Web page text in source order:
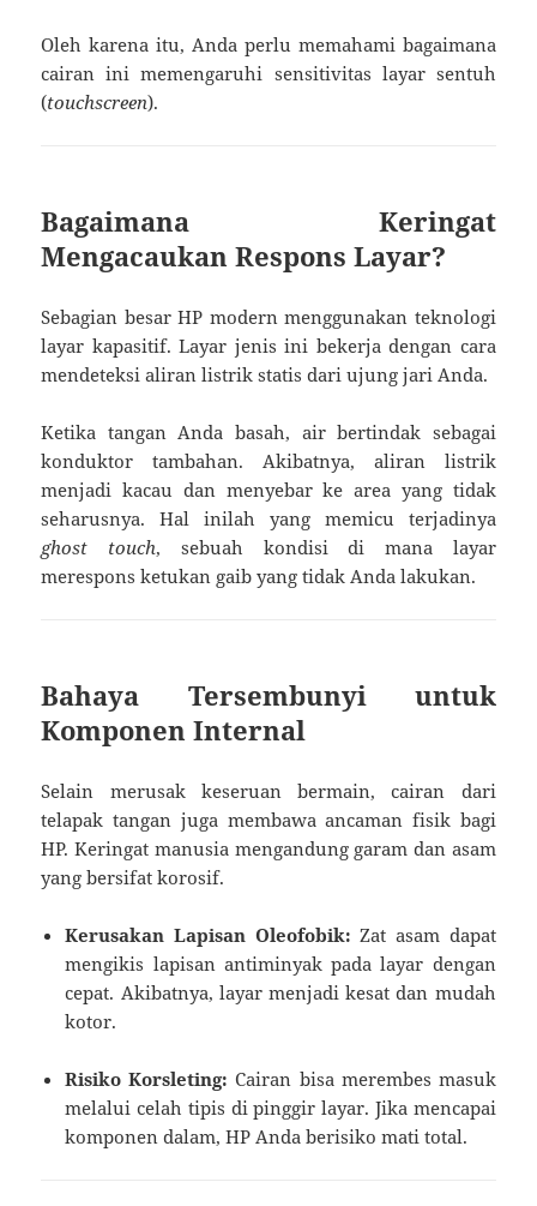
Oleh karena itu, Anda perlu memahami bagaimana
cairan ini memengaruhi sensitivitas layar sentuh
(touchscreen).
Bagaimana Keringat
Mengacaukan Respons Layar?
Sebagian besar HP modern menggunakan teknologi
layar kapasitif. Layar jenis ini bekerja dengan cara
mendeteksi aliran listrik statis dari ujung jari Anda.
Ketika tangan Anda basah, air bertindak sebagai
konduktor tambahan. Akibatnya, aliran listrik
menjadi kacau dan menyebar ke area yang tidak
seharusnya. Hal inilah yang memicu terjadinya
ghost touch, sebuah kondisi di mana layar
merespons ketukan gaib yang tidak Anda lakukan.
Bahaya Tersembunyi untuk
Komponen Internal
Selain merusak keseruan bermain, cairan dari
telapak tangan juga membawa ancaman fisik bagi
HP. Keringat manusia mengandung garam dan asam
yang bersifat korosif.
Kerusakan Lapisan Oleofobik: Zat asam dapat
mengikis lapisan antiminyak pada layar dengan
cepat. Akibatnya, layar menjadi kesat dan mudah
kotor.
Risiko Korsleting: Cairan bisa merembes masuk
melalui celah tipis di pinggir layar. Jika mencapai
komponen dalam, HP Anda berisiko mati total.